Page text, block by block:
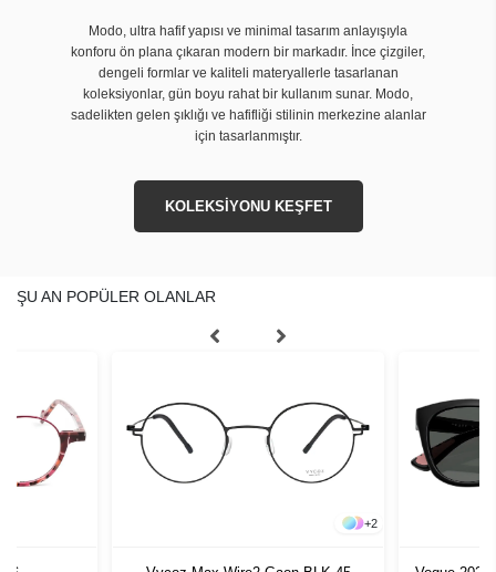
Modo, ultra hafif yapısı ve minimal tasarım anlayışıyla
konforu ön plana çıkaran modern bir markadır. İnce çizgiler,
dengeli formlar ve kaliteli materyallerle tasarlanan
koleksiyonlar, gün boyu rahat bir kullanım sunar. Modo,
sadelikten gelen şıklığı ve hafifliği stilinin merkezine alanlar
için tasarlanmıştır.
KOLEKSİYONU KEŞFET
ŞU AN POPÜLER OLANLAR
+2